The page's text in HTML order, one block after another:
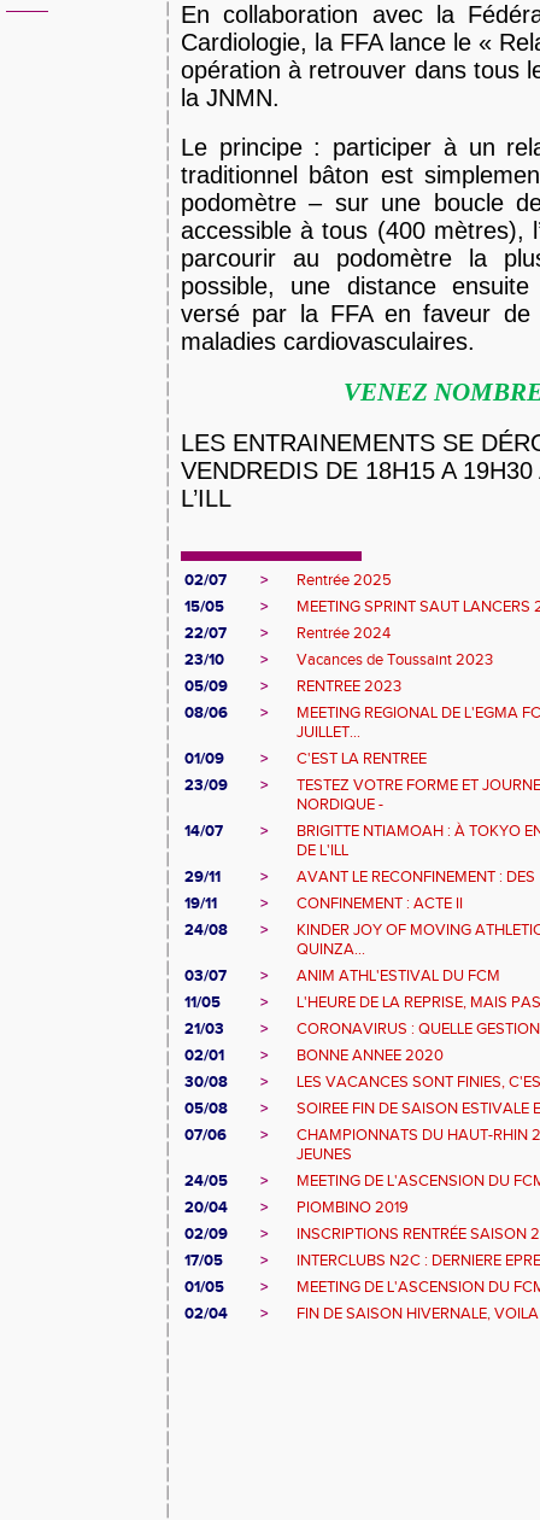
En collaboration avec la
Cardiologie, la FFA lance le «
opération à retrouver dans tous
la JNMN.
Le principe : participer à un
traditionnel bâton est
podomètre – sur une boucle
accessible à tous (400 mètres),
parcourir au podomètre la
possible, une distance
versé par la FFA en faveur
maladies cardiovasculaires.
VENEZ
LES ENTRAINEMENTS SE
VENDREDIS DE 18H15 A 19H30
L’ILL
02/07 >
Rentrée 2025
15/05
>
MEETING SPRINT SAUT LANCERS
22/07
>
Rentrée 2024
23/10
>
Vacances de Toussaint 2023
05/09
>
RENTREE 2023
08/06
>
MEETING REGIONAL DE L'EGMA
JUILLET...
01/09
>
C'EST LA RENTREE
23/09
>
TESTEZ VOTRE FORME ET
NORDIQUE -
14/07
>
BRIGITTE NTIAMOAH : À TOKYO
DE L'ILL
29/11
>
AVANT LE RECONFINEMENT :
19/11
>
CONFINEMENT : ACTE II
24/08
>
KINDER JOY OF MOVING
QUINZA...
03/07
>
ANIM ATHL'ESTIVAL DU FCM
11/05
>
L'HEURE DE LA REPRISE, MAIS
21/03
>
CORONAVIRUS : QUELLE
02/01
>
BONNE ANNEE 2020
30/08
>
LES VACANCES SONT FINIES,
05/08
>
SOIREE FIN DE SAISON ESTIVALE
07/06
>
CHAMPIONNATS DU HAUT-RHIN
JEUNES
24/05
>
MEETING DE L'ASCENSION DU
20/04
>
PIOMBINO 2019
02/09
>
INSCRIPTIONS RENTRÉE SAISON
17/05
>
INTERCLUBS N2C : DERNIERE
01/05
>
MEETING DE L'ASCENSION DU
02/04
> FIN DE SAISON HIVERNALE,